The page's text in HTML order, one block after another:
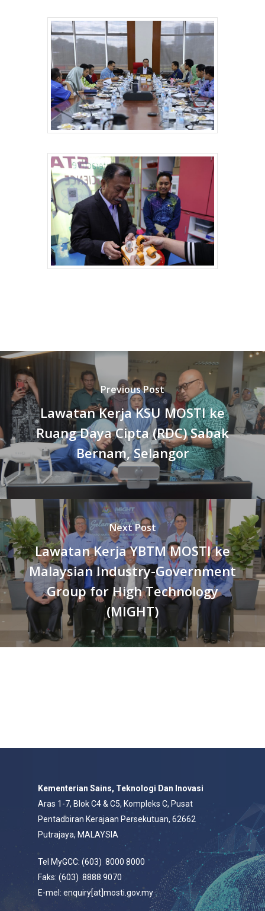
Previous Post
Lawatan Kerja KSU MOSTI ke
Ruang Daya Cipta (RDC) Sabak
Bernam, Selangor
Next Post
Lawatan Kerja YBTM MOSTI ke
Malaysian Industry-Government
Group for High Technology
(MIGHT)
Kementerian Sains, Teknologi Dan Inovasi
Aras 1-7, Blok C4 & C5, Kompleks C, Pusat
Pentadbiran Kerajaan Persekutuan, 62662
Putrajaya, MALAYSIA
Tel MyGCC: (603) 8000 8000
Faks: (603) 8888 9070
E-mel: enquiry[at]mosti.gov.my